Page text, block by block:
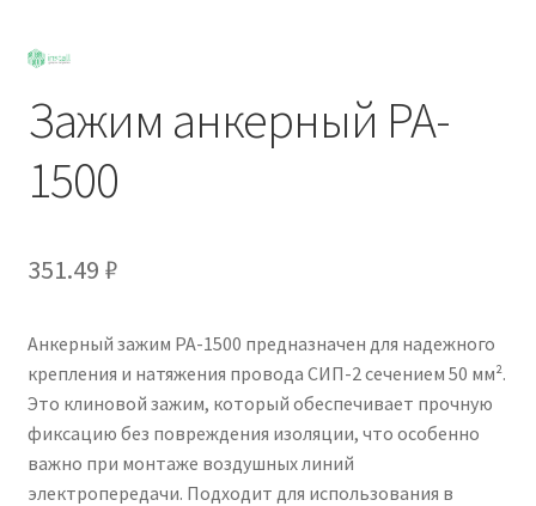
Зажим анкерный PA-
1500
351.49 ₽
Анкерный зажим PA-1500 предназначен для надежного
крепления и натяжения провода СИП-2 сечением 50 мм².
Это клиновой зажим, который обеспечивает прочную
фиксацию без повреждения изоляции, что особенно
важно при монтаже воздушных линий
электропередачи. Подходит для использования в